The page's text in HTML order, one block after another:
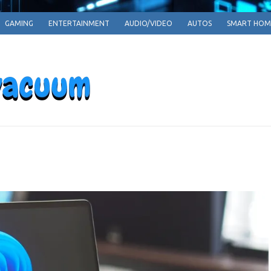
GAMING ENTERTAINMENT AUDIO/VIDEO AUTOS SMART